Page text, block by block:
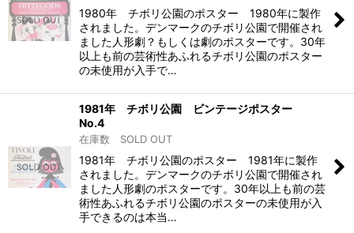
1980年 チボリ公園のポスター 1980年に製作
されました。デンマークのチボリ公園で開催され
ました人形劇？もしくは劇のポスターです。30年
以上も前の芸術性あふれるチボリ公園のポスター
の未使用が入手で…
1981年 チボリ公園 ビンテージポスター
No.4
在庫数 SOLD OUT
1981年 チボリ公園のポスター 1981年に製作
されました。デンマークのチボリ公園で開催され
ました人形劇のポスターです。30年以上も前の芸
術性あふれるチボリ公園のポスターの未使用が入
手できるのは本当…